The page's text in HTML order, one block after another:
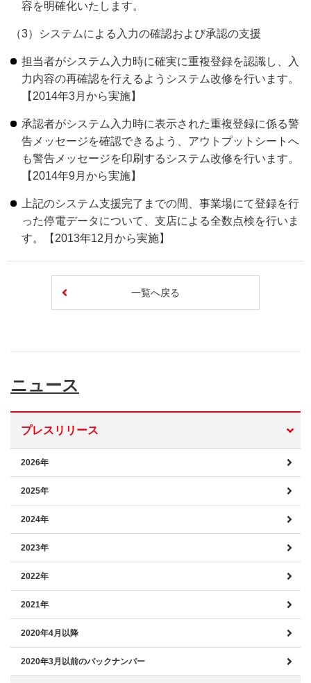
容を明確化いたします。
（3）システムによる入力の確認および承認の支援
担当者がシステム入力時に確実に重複登録を認識し、入
力内容の再確認を行えるようシステム改修を行います。
【2014年3月から実施】
承認者がシステム入力時に表示された重複登録に係る警
告メッセージを確認できるよう、アウトプットシートへ
も警告メッセージを印刷するシステム改修を行います。
【2014年9月から実施】
上記のシステム支援完了までの間、事業場にて登録を行
った停電データについて、支店による全数点検を行いま
す。【2013年12月から実施】
一覧へ戻る
ニュース
プレスリリース
2026年
2025年
2024年
2023年
2022年
2021年
2020年4月以降
2020年3月以前のバックナンバー